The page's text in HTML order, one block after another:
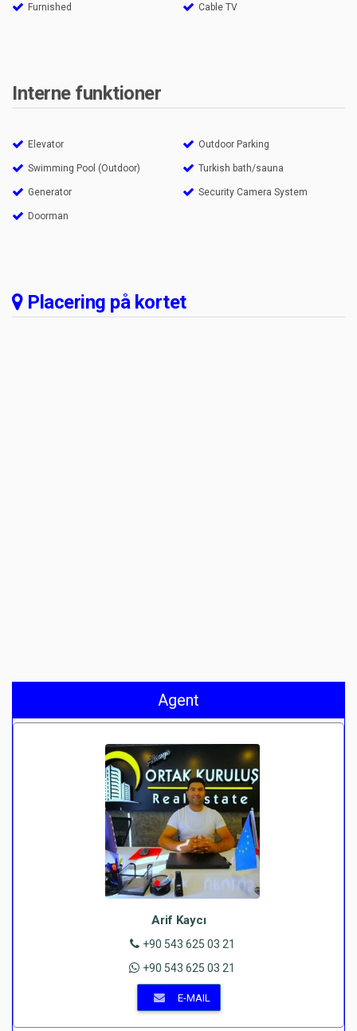
Furnished Cable TV
Interne funktioner
Elevator Outdoor Parking
Swimming Pool (Outdoor) Turkish bath/sauna
Generator Security Camera System
Doorman
Placering på kortet
Agent
Arif Kaycı
+90 543 625 03 21
+90 543 625 03 21
E-MAIL